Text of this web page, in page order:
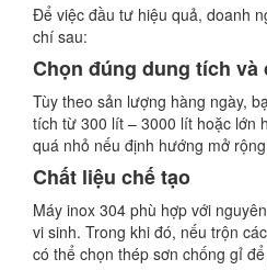
Để việc đầu tư hiệu quả, doanh
chí sau:
Chọn đúng dung tích và
Tùy theo sản lượng hàng ngày,
tích từ 300 lít – 3000 lít hoặc lớn
quá nhỏ nếu định hướng mở
Chất liệu chế tạo
Máy inox 304 phù hợp với
vi sinh. Trong khi đó, nếu trộn
có thể chọn thép sơn chống gỉ